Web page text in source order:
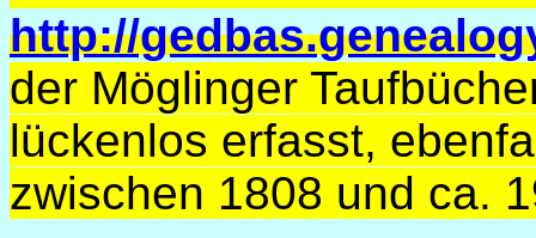
http://
der Möglinger
lückenlos erfasst,
zwischen 1808 und ca.